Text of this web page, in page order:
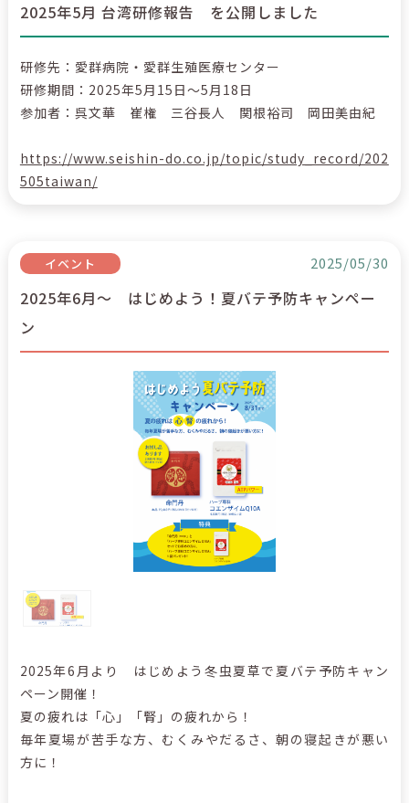
2025年5月 台湾研修報告 を公開しました
研修先：愛群病院・愛群生殖医療センター
研修期間：2025年5月15日～5月18日
参加者：呉文華 崔権 三谷長人 関根裕司 岡田美由紀
https://www.seishin-do.co.jp/topic/study_record/202
505taiwan/
イベント 2025/05/30
2025年6月～ はじめよう！夏バテ予防キャンペー
ン
2025年6月より はじめよう冬虫夏草で夏バテ予防キャン
ペーン開催！
夏の疲れは「心」「腎」の疲れから！
毎年夏場が苦手な方、むくみやだるさ、朝の寝起きが悪い
方に！